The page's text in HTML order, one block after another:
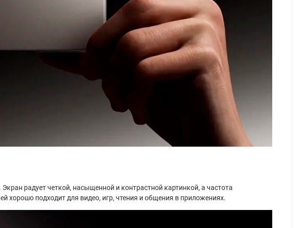
радует четкой, насыщенной и контрастной картинкой, а частота
хорошо подходит для видео, игр, чтения и общения в приложениях.